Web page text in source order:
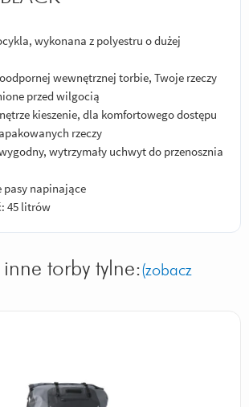
wykonana z polyestru o dużej
wewnętrznej torbie, Twoje rzeczy
przed wilgocią
kieszenie, dla komfortowego dostępu
rzeczy
wytrzymały uchwyt do przenosznia
pasy napinające
45 litrów
torby tylne:(zobacz